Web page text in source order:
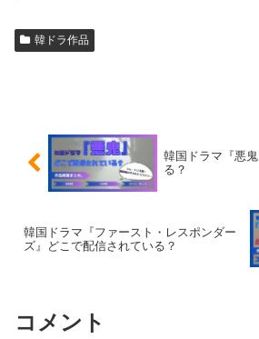
韓ドラ作品
韓国ドラマ『悪
る？
韓国ドラマ『ファースト・レスポンダー
ズ』どこで配信されている？
コメント